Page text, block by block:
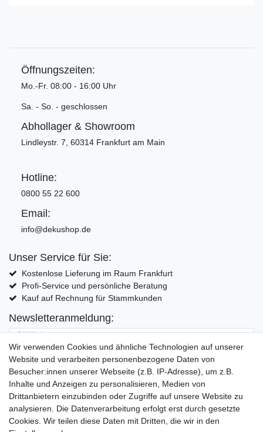
Öffnungszeiten:
Mo.-Fr. 08:00 - 16:00 Uhr
Sa. - So. - geschlossen
Abhollager & Showroom
Lindleystr. 7, 60314 Frankfurt am Main
Hotline:
0800 55 22 600
Email:
info@dekushop.de
Unser Service für Sie:
Kostenlose Lieferung im Raum Frankfurt
Profi-Service und persönliche Beratung
Kauf auf Rechnung für Stammkunden
Newsletteranmeldung:
E-MAIL **
Hiermit bestätige ich, dass ich die Daten­schutz­erklärung
Einwilligung kann ich jederzeit widerrufen.**
Abonnieren
** Hierbei handelt es sich um ein Pflichtfeld.
Wir verwenden Cookies und ähnliche Technologien auf unserer
Website und verarbeiten personenbezogene Daten von
Besucher:innen unserer Webseite (z.B. IP-Adresse), um z.B.
Inhalte und Anzeigen zu personalisieren, Medien von
Drittanbietern einzubinden oder Zugriffe auf unsere Website zu
analysieren. Die Datenverarbeitung erfolgt erst durch gesetzte
Cookies. Wir teilen diese Daten mit Dritten, die wir in den